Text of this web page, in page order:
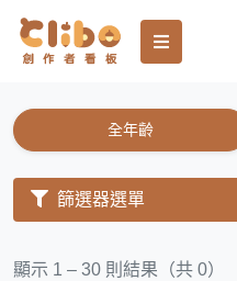
全年齡
篩選器選單
顯示 1 – 30 則結果（共 0）